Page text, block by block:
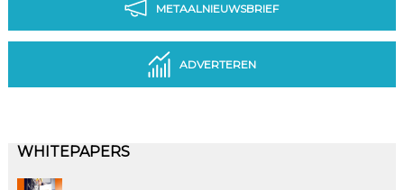
METAALNIEUWSBRIEF
ADVERTEREN
WHITEPAPERS